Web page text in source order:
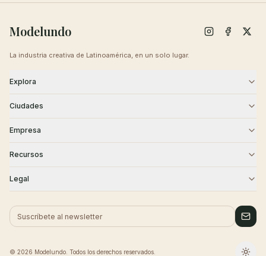
Modelundo
La industria creativa de Latinoamérica, en un solo lugar.
Explora
Castings Creativos
Ciudades
Monterrey Puebla
Tijuana
Empresa
Contacto Carreras
Recursos
Historias de Éxito Centro de Ayuda
Legal
Cookies
© 2026 Modelundo. Todos los derechos reservados.